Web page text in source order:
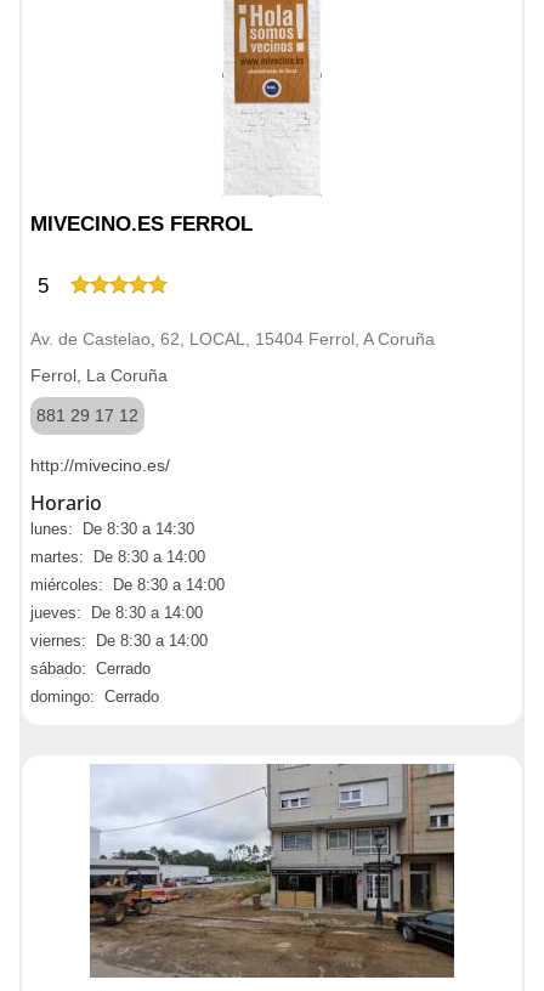
MIVECINO.ES FERROL
5
Av. de Castelao, 62, LOCAL, 15404 Ferrol, A Coruña
Ferrol, La Coruña
881 29 17 12
http://mivecino.es/
Horario
lunes: De 8:30 a 14:30
martes: De 8:30 a 14:00
miércoles: De 8:30 a 14:00
jueves: De 8:30 a 14:00
viernes: De 8:30 a 14:00
sábado: Cerrado
domingo: Cerrado